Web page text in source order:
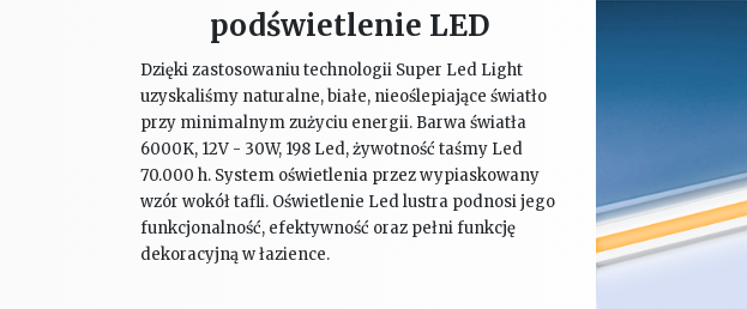
podświetlenie LED
Dzięki zastosowaniu technologii Super Led Light
uzyskaliśmy naturalne, białe, nieoślepiające światło
przy minimalnym zużyciu energii. Barwa światła
6000K, 12V - 30W, 198 Led, żywotność taśmy Led
70.000 h. System oświetlenia przez wypiaskowany
wzór wokół tafli. Oświetlenie Led lustra podnosi jego
funkcjonalność, efektywność oraz pełni funkcję
dekoracyjną w łazience.